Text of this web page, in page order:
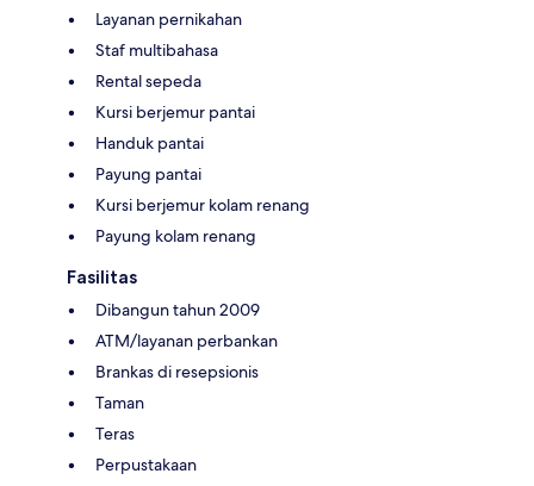
Layanan pernikahan
Staf multibahasa
Rental sepeda
Kursi berjemur pantai
Handuk pantai
Payung pantai
Kursi berjemur kolam renang
Payung kolam renang
Fasilitas
Dibangun tahun 2009
ATM/layanan perbankan
Brankas di resepsionis
Taman
Teras
Perpustakaan